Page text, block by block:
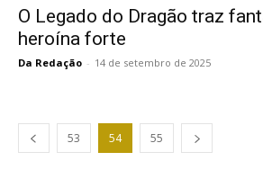
O Legado do Dragão traz
heroína forte
Da Redação - 14 de setembro de 2025
53 54 55